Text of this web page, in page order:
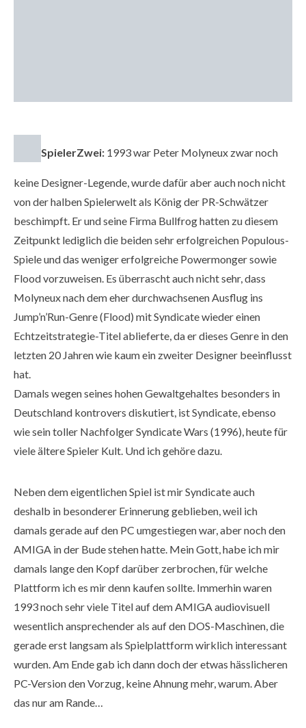
SpielerZwei: 1993 war Peter Molyneux zwar noch
keine Designer-Legende, wurde dafür aber auch noch nicht
von der halben Spielerwelt als König der PR-Schwätzer
beschimpft. Er und seine Firma Bullfrog hatten zu diesem
Zeitpunkt lediglich die beiden sehr erfolgreichen Populous-
Spiele und das weniger erfolgreiche Powermonger sowie
Flood vorzuweisen. Es überrascht auch nicht sehr, dass
Molyneux nach dem eher durchwachsenen Ausflug ins
Jump’n’Run-Genre (Flood) mit Syndicate wieder einen
Echtzeitstrategie-Titel ablieferte, da er dieses Genre in den
letzten 20 Jahren wie kaum ein zweiter Designer beeinflusst
hat.
Damals wegen seines hohen Gewaltgehaltes besonders in
Deutschland kontrovers diskutiert, ist Syndicate, ebenso
wie sein toller Nachfolger Syndicate Wars (1996), heute für
viele ältere Spieler Kult. Und ich gehöre dazu.
Neben dem eigentlichen Spiel ist mir Syndicate auch
deshalb in besonderer Erinnerung geblieben, weil ich
damals gerade auf den PC umgestiegen war, aber noch den
AMIGA in der Bude stehen hatte. Mein Gott, habe ich mir
damals lange den Kopf darüber zerbrochen, für welche
Plattform ich es mir denn kaufen sollte. Immerhin waren
1993 noch sehr viele Titel auf dem AMIGA audiovisuell
wesentlich ansprechender als auf den DOS-Maschinen, die
gerade erst langsam als Spielplattform wirklich interessant
wurden. Am Ende gab ich dann doch der etwas hässlicheren
PC-Version den Vorzug, keine Ahnung mehr, warum. Aber
das nur am Rande…